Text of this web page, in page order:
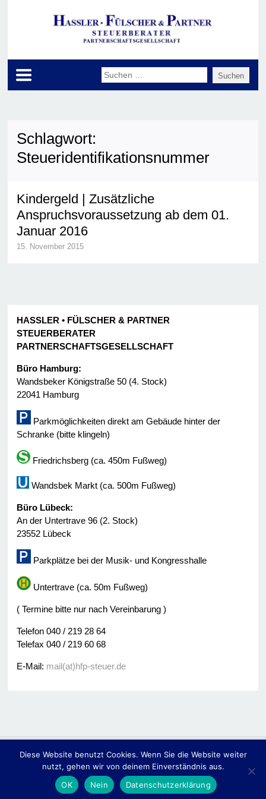
Schlagwort:
Steueridentifikationsnummer
Kindergeld | Zusätzliche
Anspruchsvoraussetzung ab dem 01.
Januar 2016
15. November 2015
HASSLER • FÜLSCHER & PARTNER
STEUERBERATER
PARTNERSCHAFTSGESELLSCHAFT
Büro Hamburg:
Wandsbeker Königstraße 50 (4. Stock)
22041 Hamburg
Parkmöglichkeiten direkt am Gebäude hinter der
Schranke (bitte klingeln)
Friedrichsberg (ca. 450m Fußweg)
Wandsbek Markt (ca. 500m Fußweg)
Büro Lübeck:
An der Untertrave 96 (2. Stock)
23552 Lübeck
Parkplätze bei der Musik- und Kongresshalle
Untertrave (ca. 50m Fußweg)
( Termine bitte nur nach Vereinbarung )
Telefon 040 / 219 28 64
Telefax 040 / 219 60 68
E-Mail: mail(at)hfp-steuer.de
© 2014Hassler • Fülscher & Partner -Steuerberater-
Impressum Kontakt Datenschutzerklärung
Diese Website benutzt Cookies. Wenn Sie die Website weiter
nutzt, gehen wir von deinem Einverständnis aus.
OK
Nein Datenschutzerklärung